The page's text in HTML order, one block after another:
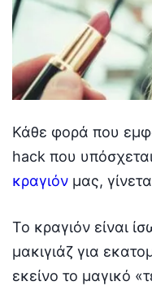
Κάθε φορά που
hack που
κραγιόν μας,
Το κραγιόν είναι
μακιγιάζ για
εκείνο το μαγικό